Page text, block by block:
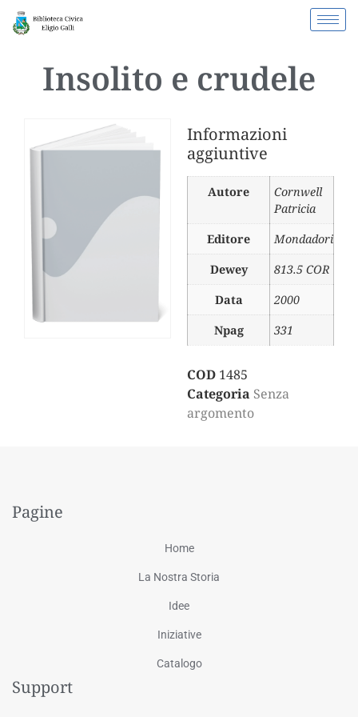
Insolito e crudele
Informazioni
aggiuntive
Autore
Cornwell
Patricia
Editore
Mondadori
Dewey
813.5 COR
Data
2000
Npag
331
COD 1485
Categoria Senza
argomento
Pagine
Home
La Nostra Storia
Idee
Iniziative
Catalogo
Support